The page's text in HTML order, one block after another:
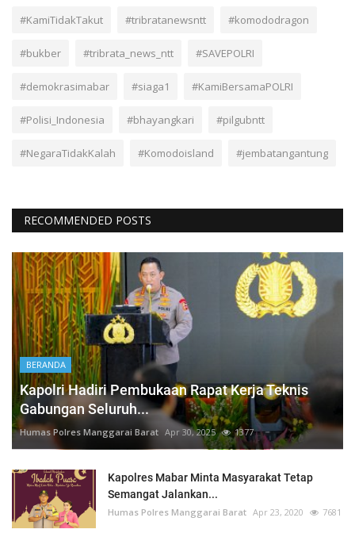
#KamiTidakTakut #tribratanewsntt #komododragon
#bukber #tribrata_news_ntt #SAVEPOLRI
#demokrasimabar #siaga1 #KamiBersamaPOLRI
#Polisi_Indonesia #bhayangkari #pilgubntt
#NegaraTidakKalah #Komodoisland #jembatangantung
RECOMMENDED POSTS
BERANDA
Kapolri Hadiri Pembukaan Rapat Kerja Teknis
Gabungan Seluruh...
Humas Polres Manggarai Barat Apr 30, 2025 1377
Kapolres Mabar Minta Masyarakat Tetap
Semangat Jalankan...
Humas Polres Manggarai Barat Apr 23, 2020 7681